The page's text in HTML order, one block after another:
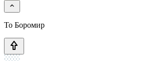
То Боромир